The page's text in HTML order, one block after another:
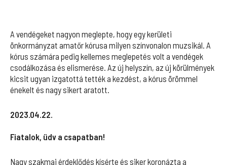
A vendégeket nagyon meglepte, hogy egy kerületi
önkormányzat amatőr kórusa milyen színvonalon muzsikál. A
kórus számára pedig kellemes meglepetés volt a vendégek
csodálkozása és elismerése. Az új helyszín, az új körülmények
kicsit ugyan izgatottá tették a kezdést, a kórus örömmel
énekelt és nagy sikert aratott.
2023.04.22.
Fiatalok, üdv a csapatban!
Nagy szakmai érdeklődés kísérte és siker koronázta a